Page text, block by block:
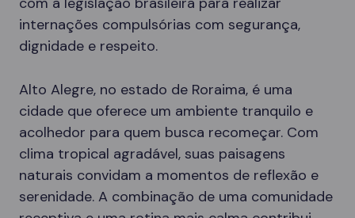
internações compulsórias com segurança,
dignidade e respeito.
Alto Alegre, no estado de Roraima, é uma
cidade que oferece um ambiente tranquilo e
acolhedor para quem busca recomeçar. Com
clima tropical agradável, suas paisagens
naturais convidam a momentos de reflexão e
serenidade. A combinação de uma comunidade